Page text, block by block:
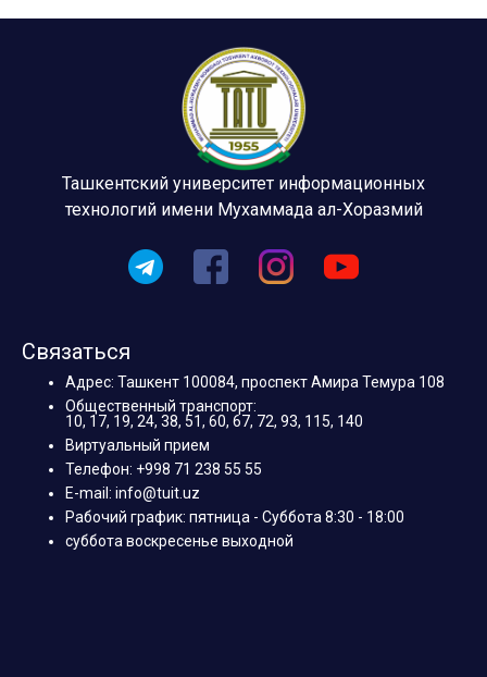
Ташкентский университет информационных
технологий имени Мухаммада ал-Хоразмий
Связаться
Адрес: Ташкент 100084, проспект Амира Темура 108
Общественный транспорт:
10, 17, 19, 24, 38, 51, 60, 67, 72, 93, 115, 140
Виртуальный прием
Телефон: +998 71 238 55 55
E-mail: info@tuit.uz
Рабочий график: пятница - Суббота 8:30 - 18:00
суббота воскресенье выходной